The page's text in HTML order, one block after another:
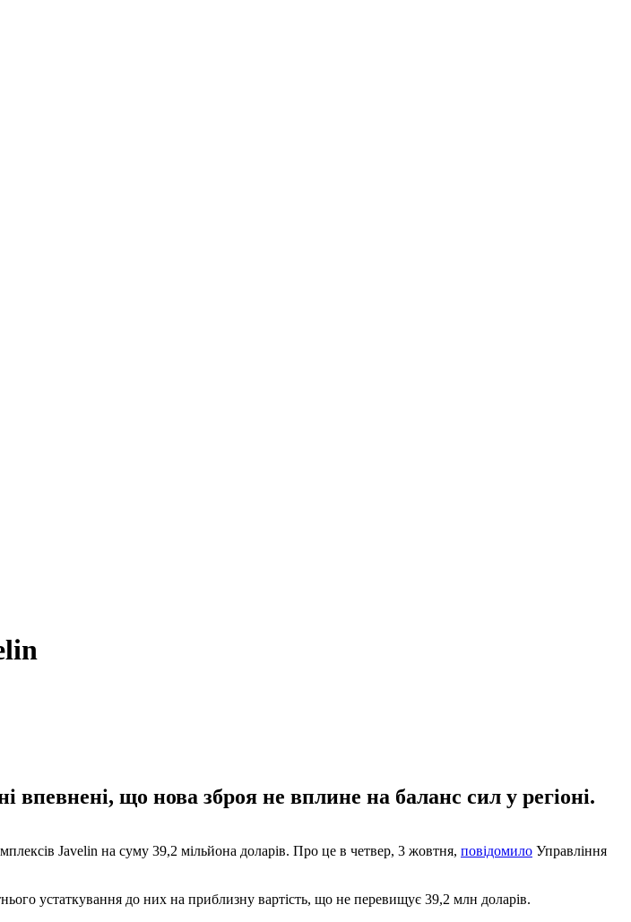
що нова зброя не вплине на баланс сил у регіоні.
Javelin на суму 39,2 мільйона доларів. Про це в четвер, 3 жовтня, повідомило Управління
устаткування до них на приблизну вартість, що не перевищує 39,2 млн доларів.